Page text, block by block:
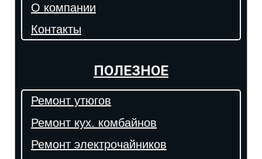
О компании
Контакты
ПОЛЕЗНОЕ
Ремонт утюгов
Ремонт кух. комбайнов
Ремонт электрочайников